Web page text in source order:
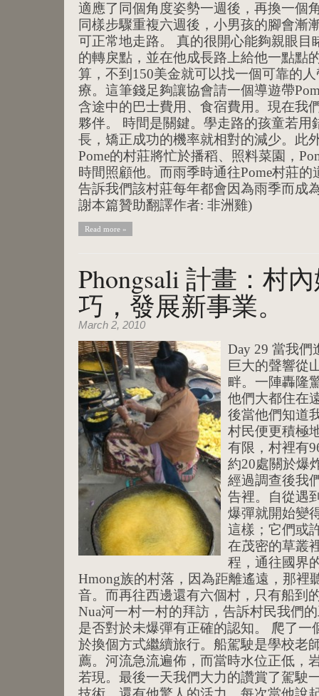
適應了同個角度姿勢一週後，再換一個
同樣步驟重複六週後，小男孩的腳會漸
可正常地走路。 真的很開心能夠親眼目
的轉戾點，並在他成長路上給他一點點
算，不到150美金就可以找一個可靠的
療。這筆錢足夠讓協會請一個導遊帶
含途中的巴士費用、食宿費用。現在我
夥伴。 時間是關鍵。學走路的孩童若用
長，矯正成功的機率就相對的減少。此
Pome的村莊將忙於播稻、照料菜園，
時間照顧他。而雨季時通往Pome村莊
告訴我們該村莊每年都會因為雨季而成
謝本篇贊助翻譯作者: 非洲雞)
Read more »
Phongsali 計畫：村
巧，發展新事業。
March 2, 2010
Day 29 當我們
巨大的聲響從
畔。一陣轟隆
他們大都住在
後當他們知道
村民便更積極
有限，村裡有
約20處關於爆
經過調查後我
告裡。自從遇
爆彈就開始變
這樣；它們或
在茂密的草叢
程，通往國界
Hmong族的村落，因為距離遙遠，那裡
音。而再往西邊還有六個村，只有船到
Nua河一村一村的拜訪，告訴村民我們
是否對於未爆彈有正確的認知。 爬了一
於換個方式繼續旅行。船駕駛是學校老
薦。河流急流遍佈，而當時水位正低，
若現。最後一天我們大力的讚賞了駕駛